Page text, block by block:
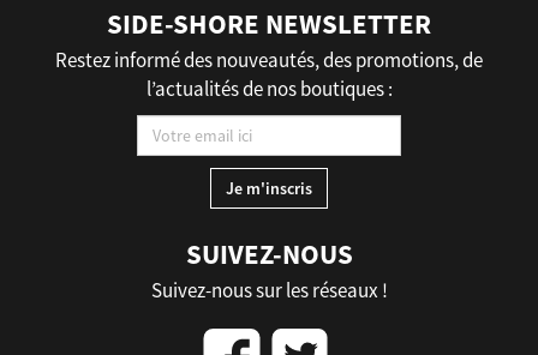
SIDE-SHORE NEWSLETTER
Restez informé des nouveautés, des promotions, de
l’actualités de nos boutiques :
SUIVEZ-NOUS
Suivez-nous sur les réseaux !